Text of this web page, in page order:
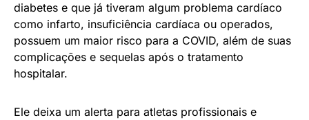
diabetes e que já tiveram algum problema cardíaco
como infarto, insuficiência cardíaca ou operados,
possuem um maior risco para a COVID, além de suas
complicações e sequelas após o tratamento
hospitalar.
Ele deixa um alerta para atletas profissionais e